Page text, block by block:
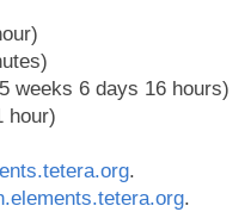
weeks 6 days 16 hours)
hour)
.
.